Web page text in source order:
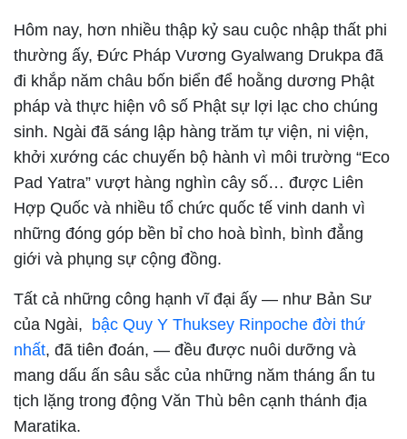
Hôm nay, hơn nhiều thập kỷ sau cuộc nhập thất phi
thường ấy, Đức Pháp Vương Gyalwang Drukpa đã
đi khắp năm châu bốn biển để hoằng dương Phật
pháp và thực hiện vô số Phật sự lợi lạc cho chúng
sinh. Ngài đã sáng lập hàng trăm tự viện, ni viện,
khởi xướng các chuyến bộ hành vì môi trường “Eco
Pad Yatra” vượt hàng nghìn cây số… được Liên
Hợp Quốc và nhiều tổ chức quốc tế vinh danh vì
những đóng góp bền bỉ cho hoà bình, bình đẳng
giới và phụng sự cộng đồng.
Tất cả những công hạnh vĩ đại ấy — như Bản Sư
của Ngài, bậc Quy Y Thuksey Rinpoche đời thứ
nhất, đã tiên đoán, — đều được nuôi dưỡng và
mang dấu ấn sâu sắc của những năm tháng ẩn tu
tịch lặng trong động Văn Thù bên cạnh thánh địa
Maratika.